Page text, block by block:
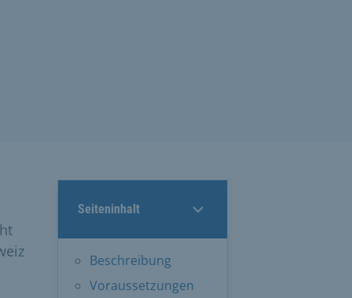
Seiteninhalt
Beschreibung
Voraussetzungen